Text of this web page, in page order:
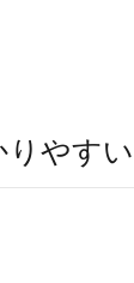
りやす